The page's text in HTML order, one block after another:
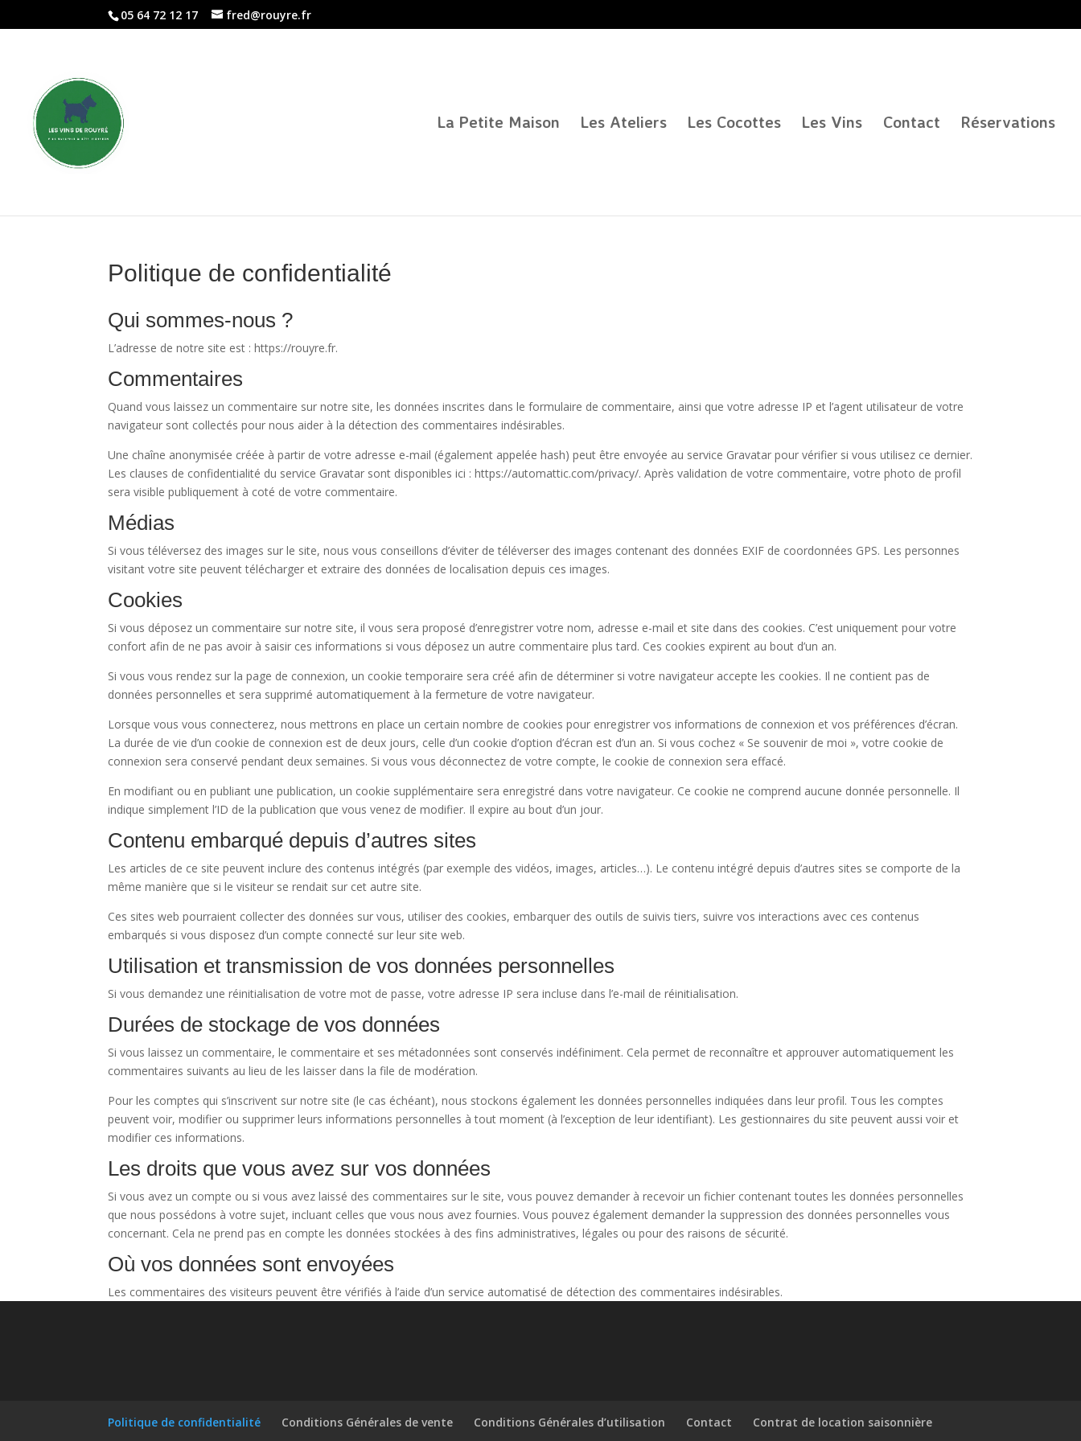
05 64 72 12 17 fred@rouyre.fr
La Petite Maison Les Ateliers Les Cocottes Les Vins Contact Réservations
Politique de confidentialité
Qui sommes-nous ?
L’adresse de notre site est : https://rouyre.fr.
Commentaires
Quand vous laissez un commentaire sur notre site, les données inscrites dans le formulaire de commentaire, ainsi que votre adresse IP et l’agent utilisateur de votre
navigateur sont collectés pour nous aider à la détection des commentaires indésirables.
Une chaîne anonymisée créée à partir de votre adresse e-mail (également appelée hash) peut être envoyée au service Gravatar pour vérifier si vous utilisez ce dernier.
Les clauses de confidentialité du service Gravatar sont disponibles ici : https://automattic.com/privacy/. Après validation de votre commentaire, votre photo de profil
sera visible publiquement à coté de votre commentaire.
Médias
Si vous téléversez des images sur le site, nous vous conseillons d’éviter de téléverser des images contenant des données EXIF de coordonnées GPS. Les personnes
visitant votre site peuvent télécharger et extraire des données de localisation depuis ces images.
Cookies
Si vous déposez un commentaire sur notre site, il vous sera proposé d’enregistrer votre nom, adresse e-mail et site dans des cookies. C’est uniquement pour votre
confort afin de ne pas avoir à saisir ces informations si vous déposez un autre commentaire plus tard. Ces cookies expirent au bout d’un an.
Si vous vous rendez sur la page de connexion, un cookie temporaire sera créé afin de déterminer si votre navigateur accepte les cookies. Il ne contient pas de
données personnelles et sera supprimé automatiquement à la fermeture de votre navigateur.
Lorsque vous vous connecterez, nous mettrons en place un certain nombre de cookies pour enregistrer vos informations de connexion et vos préférences d’écran.
La durée de vie d’un cookie de connexion est de deux jours, celle d’un cookie d’option d’écran est d’un an. Si vous cochez « Se souvenir de moi », votre cookie de
connexion sera conservé pendant deux semaines. Si vous vous déconnectez de votre compte, le cookie de connexion sera effacé.
En modifiant ou en publiant une publication, un cookie supplémentaire sera enregistré dans votre navigateur. Ce cookie ne comprend aucune donnée personnelle. Il
indique simplement l’ID de la publication que vous venez de modifier. Il expire au bout d’un jour.
Contenu embarqué depuis d’autres sites
Les articles de ce site peuvent inclure des contenus intégrés (par exemple des vidéos, images, articles…). Le contenu intégré depuis d’autres sites se comporte de la
même manière que si le visiteur se rendait sur cet autre site.
Ces sites web pourraient collecter des données sur vous, utiliser des cookies, embarquer des outils de suivis tiers, suivre vos interactions avec ces contenus
embarqués si vous disposez d’un compte connecté sur leur site web.
Utilisation et transmission de vos données personnelles
Si vous demandez une réinitialisation de votre mot de passe, votre adresse IP sera incluse dans l’e-mail de réinitialisation.
Durées de stockage de vos données
Si vous laissez un commentaire, le commentaire et ses métadonnées sont conservés indéfiniment. Cela permet de reconnaître et approuver automatiquement les
commentaires suivants au lieu de les laisser dans la file de modération.
Pour les comptes qui s’inscrivent sur notre site (le cas échéant), nous stockons également les données personnelles indiquées dans leur profil. Tous les comptes
peuvent voir, modifier ou supprimer leurs informations personnelles à tout moment (à l’exception de leur identifiant). Les gestionnaires du site peuvent aussi voir et
modifier ces informations.
Les droits que vous avez sur vos données
Si vous avez un compte ou si vous avez laissé des commentaires sur le site, vous pouvez demander à recevoir un fichier contenant toutes les données personnelles
que nous possédons à votre sujet, incluant celles que vous nous avez fournies. Vous pouvez également demander la suppression des données personnelles vous
concernant. Cela ne prend pas en compte les données stockées à des fins administratives, légales ou pour des raisons de sécurité.
Où vos données sont envoyées
Les commentaires des visiteurs peuvent être vérifiés à l’aide d’un service automatisé de détection des commentaires indésirables.
Politique de confidentialité Conditions Générales de vente Conditions Générales d’utilisation Contact Contrat de location saisonnière